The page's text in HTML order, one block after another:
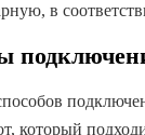
в
который